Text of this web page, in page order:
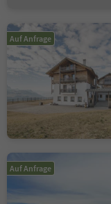
Auf Anfrage
Auf Anfrage